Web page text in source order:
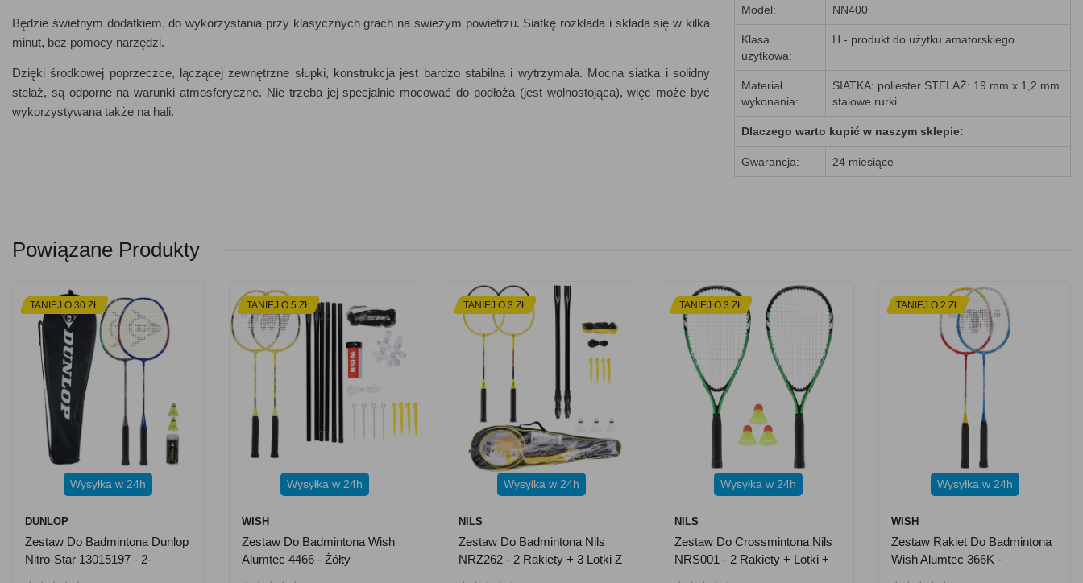
Będzie świetnym dodatkiem, do wykorzystania przy klasycznych grach na świeżym powietrzu. Siatkę rozkłada i składa się w kilka
minut, bez pomocy narzędzi.
Dzięki środkowej poprzeczce, łączącej zewnętrzne słupki, konstrukcja jest bardzo stabilna i wytrzymała. Mocna siatka i solidny
stelaż, są odporne na warunki atmosferyczne. Nie trzeba jej specjalnie mocować do podłoża (jest wolnostojąca), więc może być
wykorzystywana także na hali.
Model: NN400
Klasa
użytkowa:
H - produkt do użytku amatorskiego
Materiał
wykonania:
SIATKA: poliester STELAŻ: 19 mm x 1,2 mm
stalowe rurki
Dlaczego warto kupić w naszym sklepie:
Gwarancja: 24 miesiące
Powiązane Produkty
TANIEJ O 30 ZŁ
Wysyłka w 24h
DUNLOP
Zestaw Do Badmintona Dunlop
Nitro-Star 13015197 - 2-
TANIEJ O 5 ZŁ
Wysyłka w 24h
WISH
Zestaw Do Badmintona Wish
Alumtec 4466 - Żółty
TANIEJ O 3 ZŁ
Wysyłka w 24h
NILS
Zestaw Do Badmintona Nils
NRZ262 - 2 Rakiety + 3 Lotki Z
TANIEJ O 3 ZŁ
Wysyłka w 24h
NILS
Zestaw Do Crossmintona Nils
NRS001 - 2 Rakiety + Lotki +
TANIEJ O 2 ZŁ
Wysyłka w 24h
WISH
Zestaw Rakiet Do Badmintona
Wish Alumtec 366K -